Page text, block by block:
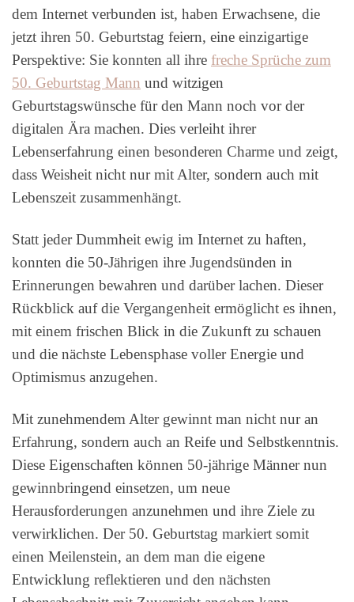
dem Internet verbunden ist, haben Erwachsene, die
jetzt ihren 50. Geburtstag feiern, eine einzigartige
Perspektive: Sie konnten all ihre freche Sprüche zum
50. Geburtstag Mann und witzigen
Geburtstagswünsche für den Mann noch vor der
digitalen Ära machen. Dies verleiht ihrer
Lebenserfahrung einen besonderen Charme und zeigt,
dass Weisheit nicht nur mit Alter, sondern auch mit
Lebenszeit zusammenhängt.
Statt jeder Dummheit ewig im Internet zu haften,
konnten die 50-Jährigen ihre Jugendsünden in
Erinnerungen bewahren und darüber lachen. Dieser
Rückblick auf die Vergangenheit ermöglicht es ihnen,
mit einem frischen Blick in die Zukunft zu schauen
und die nächste Lebensphase voller Energie und
Optimismus anzugehen.
Mit zunehmendem Alter gewinnt man nicht nur an
Erfahrung, sondern auch an Reife und Selbstkenntnis.
Diese Eigenschaften können 50-jährige Männer nun
gewinnbringend einsetzen, um neue
Herausforderungen anzunehmen und ihre Ziele zu
verwirklichen. Der 50. Geburtstag markiert somit
einen Meilenstein, an dem man die eigene
Entwicklung reflektieren und den nächsten